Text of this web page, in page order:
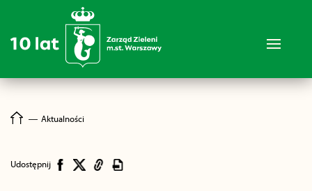
― Aktualności
Udostępnij